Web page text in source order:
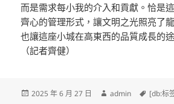
而是需求每小我的介入和貢獻。恰是
齊心的管理形式，讓文明之光照亮了
也讓這座小城在高東西的品質成長的
（記者齊健）
發
2025 年 6 月 27 日
作
admin
標
[db:标